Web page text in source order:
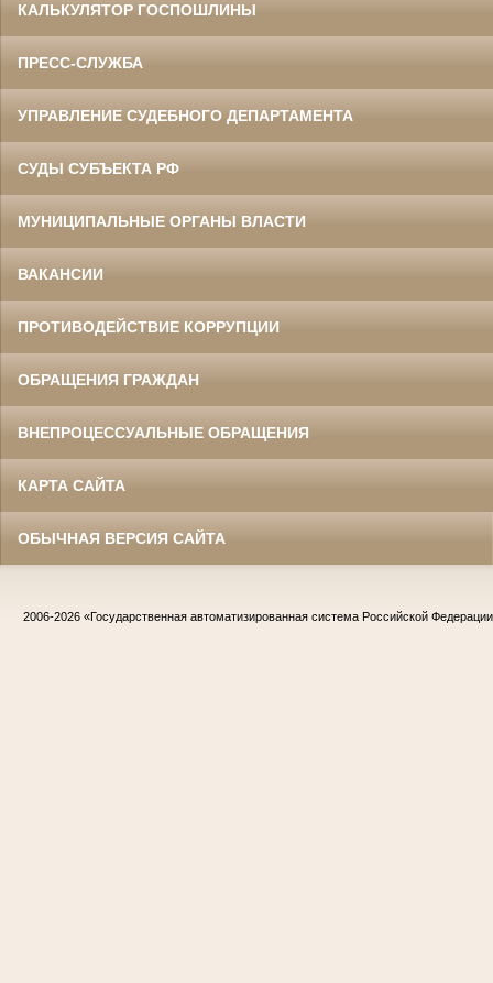
КАЛЬКУЛЯТОР ГОСПОШЛИНЫ
ПРЕСС-СЛУЖБА
УПРАВЛЕНИЕ СУДЕБНОГО ДЕПАРТАМЕНТА
СУДЫ СУБЪЕКТА РФ
МУНИЦИПАЛЬНЫЕ ОРГАНЫ ВЛАСТИ
ВАКАНСИИ
ПРОТИВОДЕЙСТВИЕ КОРРУПЦИИ
ОБРАЩЕНИЯ ГРАЖДАН
ВНЕПРОЦЕССУАЛЬНЫЕ ОБРАЩЕНИЯ
КАРТА САЙТА
ОБЫЧНАЯ ВЕРСИЯ САЙТА
2006-2026 «Государственная автоматизированная система Российской